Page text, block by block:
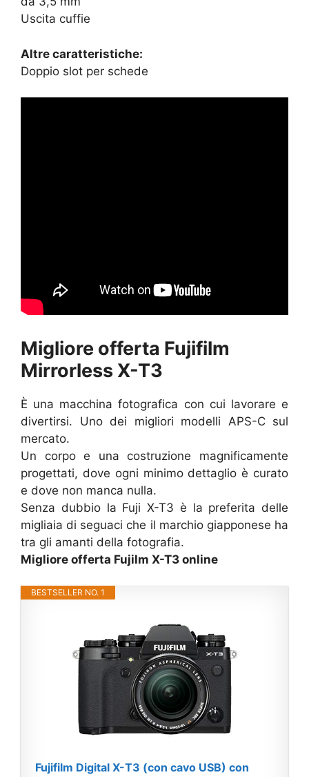
Uscita cuffie
Altre caratteristiche:
Doppio slot per schede
Migliore offerta Fujifilm
Mirrorless X-T3
È una macchina fotografica con cui lavorare e
divertirsi. Uno dei migliori modelli APS-C sul
mercato.
Un corpo e una costruzione magnificamente
progettati, dove ogni minimo dettaglio è curato
e dove non manca nulla.
Senza dubbio la Fuji X-T3 è la preferita delle
migliaia di seguaci che il marchio giapponese ha
tra gli amanti della fotografia.
Migliore offerta Fujilm X-T3 online
BESTSELLER NO. 1
Fujifilm Digital X-T3 (con cavo USB) con